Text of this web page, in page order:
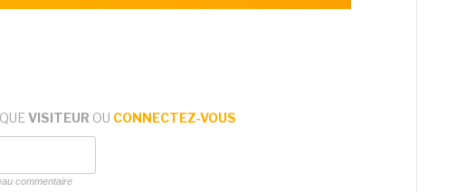
VISITEUR OU CONNECTEZ-VOUS
commentaire